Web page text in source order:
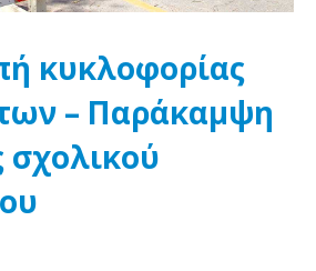
κυκλοφορίας
– Παράκαμψη
σχολικού